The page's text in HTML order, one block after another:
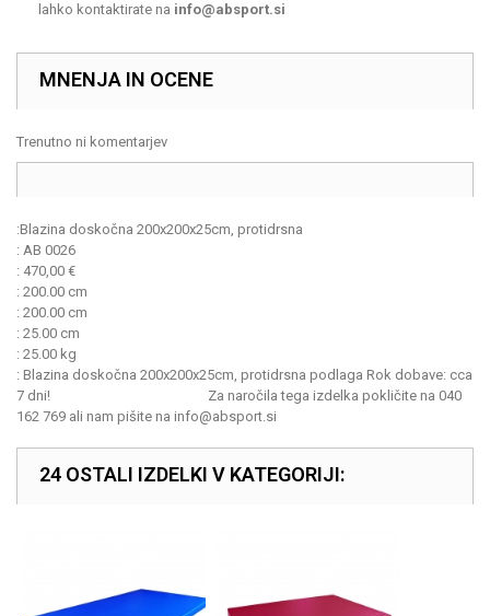
lahko kontaktirate na info@absport.si
MNENJA IN OCENE
Trenutno ni komentarjev
:Blazina doskočna 200x200x25cm, protidrsna
: AB 0026
: 470,00 €
: 200.00 cm
: 200.00 cm
: 25.00 cm
: 25.00 kg
: Blazina doskočna 200x200x25cm, protidrsna podlaga Rok dobave: cca
7 dni! Za naročila tega izdelka pokličite na 040
162 769 ali nam pišite na info@absport.si
24 OSTALI IZDELKI V KATEGORIJI: